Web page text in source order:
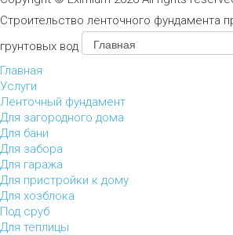
Строительство ленточного фундамента
грунтовых вод
Главная
Услуги
Ленточный фундамент
Для загородного дома
Для бани
Для забора
Для гаража
Для пристройки к дому
Для хозблока
Под сруб
Для теплицы